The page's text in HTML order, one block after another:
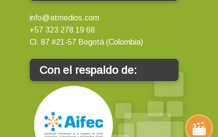
info@atmedios.com
+57 323 278 19 68
Cl. 87 #21-57 Bogotá (Colombia)
Con el respaldo de: